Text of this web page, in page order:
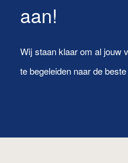
aan!
Wij staan klaar om al jouw
te begeleiden naar de